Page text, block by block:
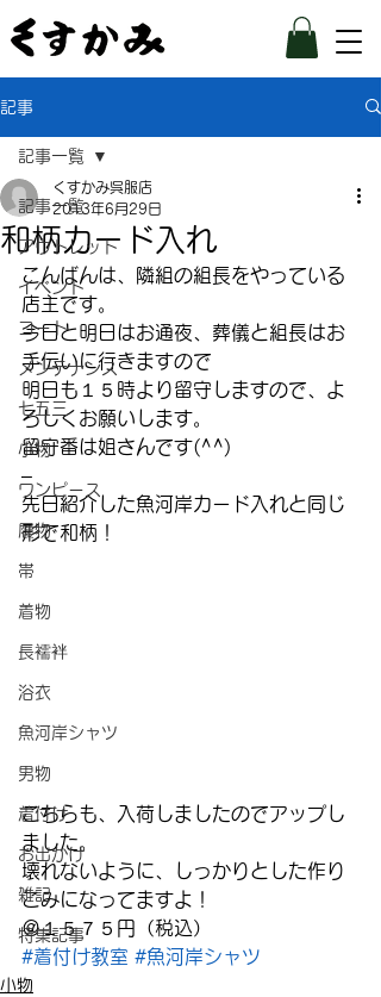
記事
記事一覧
アウトレット
イベント
コート
メンテナンス
七五三
小物
ワンピース
履物
帯
着物
長襦袢
浴衣
魚河岸シャツ
男物
着付け
お出かけ
雑記
特集記事
記事一覧
和柄カード入れ
くすかみ呉服店
2013年6月29日
こんばんは、隣組の組長をやっている
店主です。
今日と明日はお通夜、葬儀と組長はお
手伝いに行きますので
明日も１５時より留守しますので、よ
ろしくお願いします。
留守番は姐さんです(^^)
–
先日紹介した魚河岸カード入れと同じ
形で和柄！
こちらも、入荷しましたのでアップし
ました。
壊れないように、しっかりとした作り
こみになってますよ！
＠１５７５円（税込）
#着付け教室 #魚河岸シャツ
小物